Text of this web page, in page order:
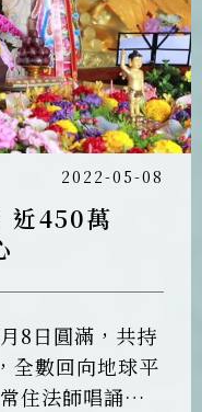
2022-05-08
近450萬
8日圓滿，共持
全數回向地球平
住法師唱誦